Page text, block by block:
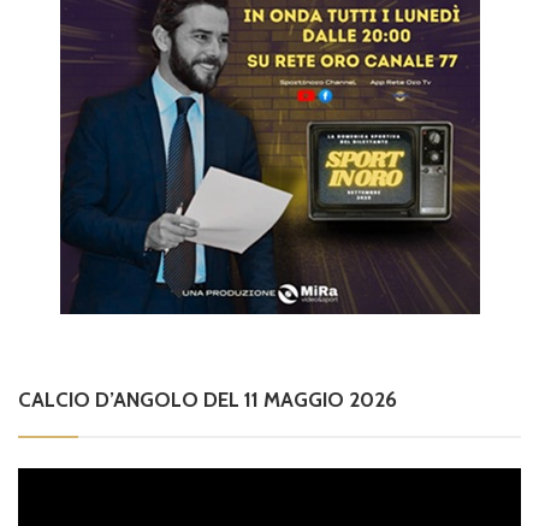
CALCIO D’ANGOLO DEL 11 MAGGIO 2026